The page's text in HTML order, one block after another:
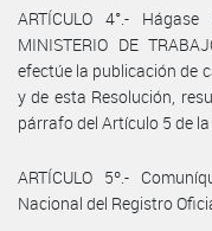
ARTÍCULO 4°.-
MINISTERIO DE
efectúe la publicación de
y de esta Resolución,
párrafo del Artículo 5 de
ARTÍCULO 5º.-
Nacional del Registro